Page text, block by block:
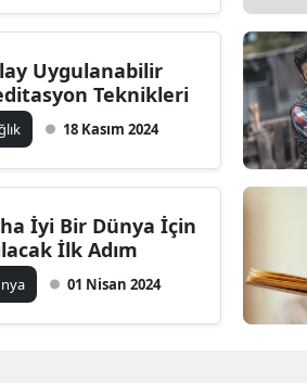
Uygulanabilir
Teknikleri
18 Kasım 2024
İyi Bir Dünya İçin
İlk Adım
01 Nisan 2024